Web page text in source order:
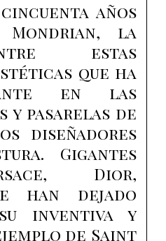
años
la
estas
que ha
en las
y pasarelas de
diseñadores
Gigantes
Dior,
han dejado
inventiva y
de Saint